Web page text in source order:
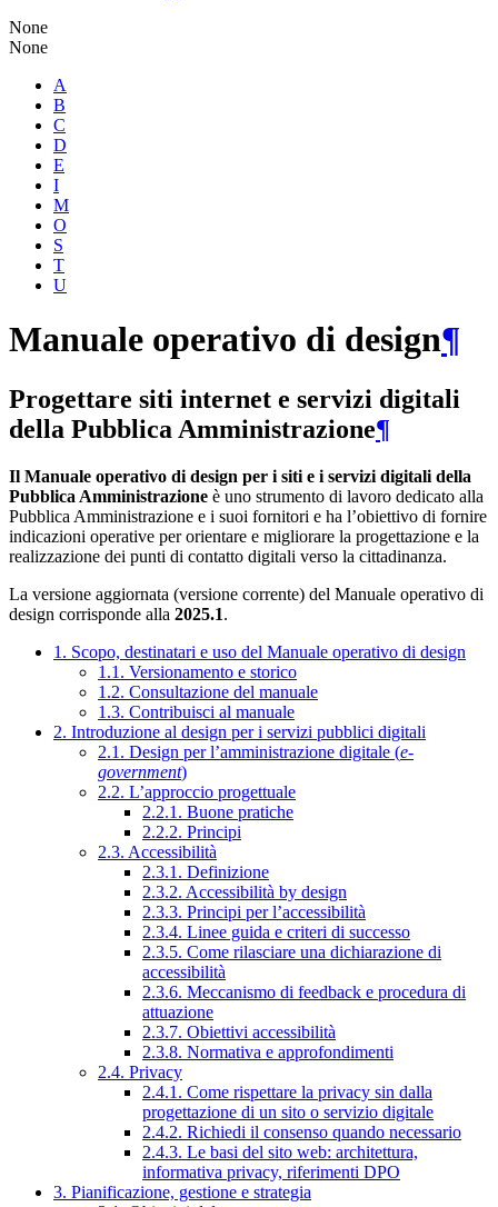
None
None
A
B
C
D
E
I
M
O
S
T
U
Manuale operativo di design¶
Progettare siti internet e servizi digitali
della Pubblica Amministrazione¶
Il Manuale operativo di design per i siti e i servizi digitali della
Pubblica Amministrazione è uno strumento di lavoro dedicato alla
Pubblica Amministrazione e i suoi fornitori e ha l’obiettivo di fornire
indicazioni operative per orientare e migliorare la progettazione e la
realizzazione dei punti di contatto digitali verso la cittadinanza.
La versione aggiornata (versione corrente) del Manuale operativo di
design corrisponde alla 2025.1.
1. Scopo, destinatari e uso del Manuale operativo di design
1.1. Versionamento e storico
1.2. Consultazione del manuale
1.3. Contribuisci al manuale
2. Introduzione al design per i servizi pubblici digitali
2.1. Design per l’amministrazione digitale (e-
government)
2.2. L’approccio progettuale
2.2.1. Buone pratiche
2.2.2. Principi
2.3. Accessibilità
2.3.1. Definizione
2.3.2. Accessibilità by design
2.3.3. Principi per l’accessibilità
2.3.4. Linee guida e criteri di successo
2.3.5. Come rilasciare una dichiarazione di
accessibilità
2.3.6. Meccanismo di feedback e procedura di
attuazione
2.3.7. Obiettivi accessibilità
2.3.8. Normativa e approfondimenti
2.4. Privacy
2.4.1. Come rispettare la privacy sin dalla
progettazione di un sito o servizio digitale
2.4.2. Richiedi il consenso quando necessario
2.4.3. Le basi del sito web: architettura,
informativa privacy, riferimenti DPO
3. Pianificazione, gestione e strategia